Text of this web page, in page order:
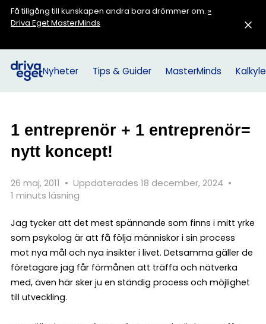
Få tillgång till kunskapen andra bara drömmer om. »
Driva Eget MasterMinds
Nyheter Tips & Guider MasterMinds
1 entreprenör + 1 entreprenör=
nytt koncept!
26 maj, 2011 • Uppdaterades 18 december, 2024 •
1 minuts läsning
Jag tycker att det mest spännande som finns i mitt yrke
som psykolog är att få följa människor i sin process
mot nya mål och nya insikter i livet. Detsamma gäller de
företagare jag får förmånen att träffa och nätverka
med, även här sker ju en ständig process och möjlighet
till utveckling.